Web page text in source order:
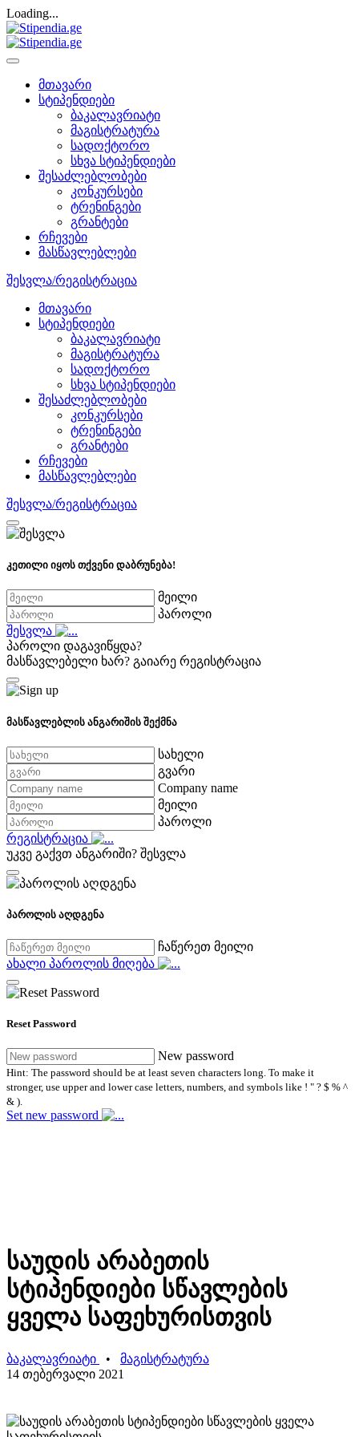
Loading...
მთავარი
სტიპენდიები
ბაკალავრიატი
მაგისტრატურა
სადოქტორო
სხვა სტიპენდიები
შესაძლებლობები
კონკურსები
ტრენინგები
გრანტები
რჩევები
მასწავლებლები
შესვლა/რეგისტრაცია
მთავარი
სტიპენდიები
ბაკალავრიატი
მაგისტრატურა
სადოქტორო
სხვა სტიპენდიები
შესაძლებლობები
კონკურსები
ტრენინგები
გრანტები
რჩევები
მასწავლებლები
შესვლა/რეგისტრაცია
კეთილი იყოს თქვენი დაბრუნება!
მეილი
პაროლი
შესვლა
პაროლი დაგავიწყდა?
მასწავლებელი ხარ? გაიარე რეგისტრაცია
მასწავლებლის ანგარიშის შექმნა
სახელი
გვარი
Company name
მეილი
პაროლი
რეგისტრაცია
უკვე გაქვთ ანგარიში? შესვლა
პაროლის აღდგენა
ჩაწერეთ მეილი
ახალი პაროლის მიღება
Reset Password
New password
Hint: The password should be at least seven characters long. To make it
stronger, use upper and lower case letters, numbers, and symbols like ! " ? $ % ^
& ).
Set new password
საუდის არაბეთის
სტიპენდიები სწავლების
ყველა საფეხურისთვის
ბაკალავრიატი • მაგისტრატურა
14 თებერვალი 2021